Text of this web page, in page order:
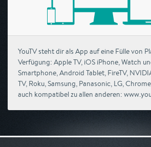
YouTV steht dir als App auf eine Fülle von
Verfügung: Apple TV, iOS iPhone, Watch
Smartphone, Android Tablet, FireTV,
TV, Roku, Samsung, Panasonic, LG,
auch kompatibel zu allen anderen: